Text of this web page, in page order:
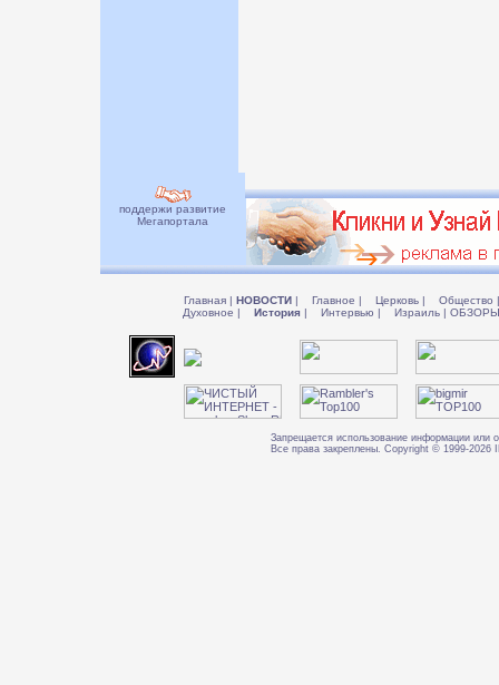
поддержи развитие
Мегапортала
Главная | НОВОСТИ | Главное | Церковь | Общество |
Духовное | История | Интервью | Израиль |
Запрещается использование информации или
Все права закреплены. Copyright © 1999-